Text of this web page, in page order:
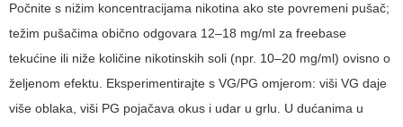
Počnite s nižim koncentracijama nikotina ako ste povremeni pušač;
težim pušačima obično odgovara 12–18 mg/ml za freebase
tekućine ili niže količine nikotinskih soli (npr. 10–20 mg/ml) ovisno o
željenom efektu. Eksperimentirajte s VG/PG omjerom: viši VG daje
više oblaka, viši PG pojačava okus i udar u grlu. U dućanima u